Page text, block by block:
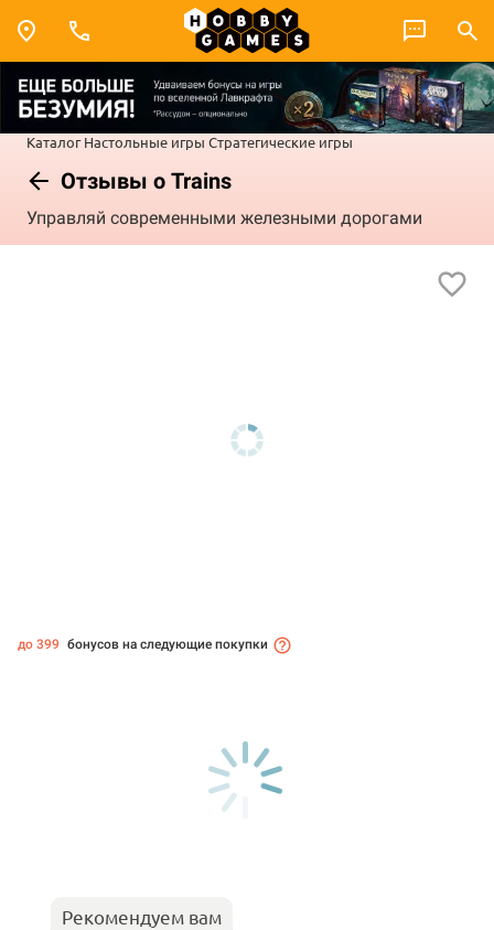
Каталог Настольные игры Стратегические игры
Отзывы о Trains
Управляй современными железными дорогами
до 399 бонусов на следующие покупки
Рекомендуем вам